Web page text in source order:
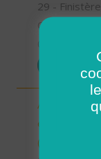
29 - Finistère
CDI
Auxiliaire de
et Social à
(H/F)